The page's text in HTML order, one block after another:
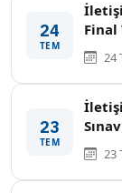
24
TEM
Final
24
23
TEM
23